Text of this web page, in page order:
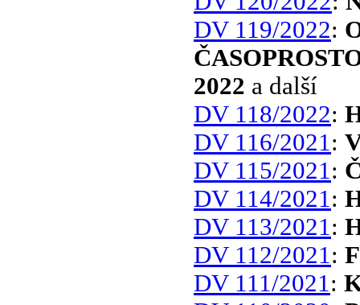
DV 119/2022:
2022 a další
DV 118/2022:
DV 116/2021:
DV 115/2021:
DV 114/2021:
DV 113/2021:
DV 112/2021:
DV 111/2021: